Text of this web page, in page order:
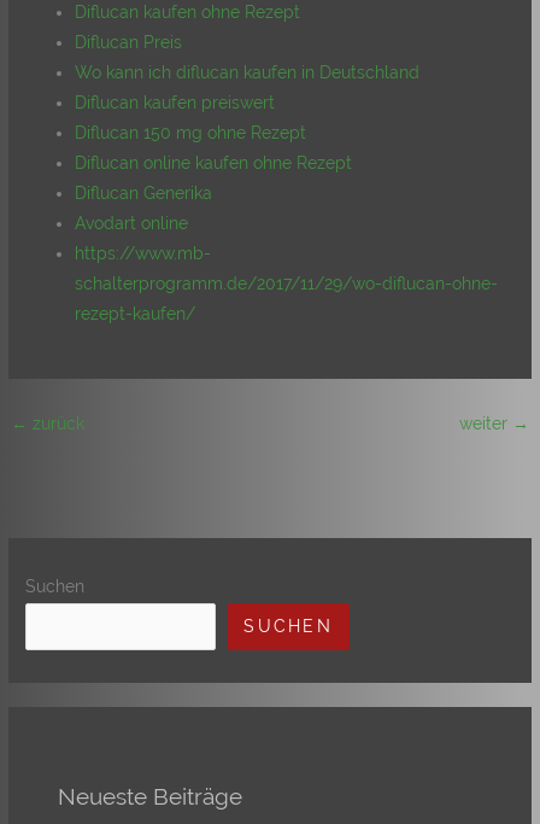
Diflucan kaufen ohne Rezept
Diflucan Preis
Wo kann ich diflucan kaufen in Deutschland
Diflucan kaufen preiswert
Diflucan 150 mg ohne Rezept
Diflucan online kaufen ohne Rezept
Diflucan Generika
Avodart online
https://www.mb-
schalterprogramm.de/2017/11/29/wo-diflucan-ohne-
rezept-kaufen/
← zurück weiter →
Suchen
SUCHEN
Neueste Beiträge